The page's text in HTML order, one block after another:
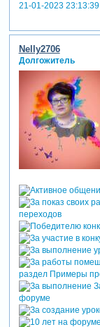
21-01-2023 23:13:39
Nelly2706
Долгожитель